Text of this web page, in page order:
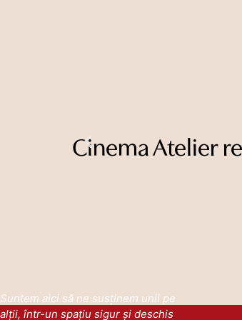
Cinema Atelier